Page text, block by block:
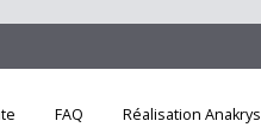
FAQ Réalisation Anakrys